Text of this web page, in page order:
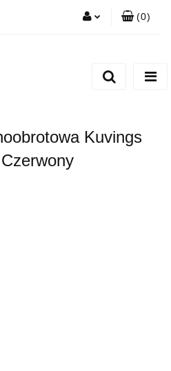
(0)
Kuvings